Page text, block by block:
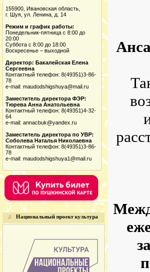
155900, Ивановская область,
г. Шуя, ул. Ленина, д. 14
Режим и график работы:
Понедельник-пятница с 8:00 до
20:00
Суббота с 8:00 до 18:00
Воскресенье – выходной
Директор: Бакалейская Елена
Сергеевна
Контактный телефон: 8(49351)3-86-
78
e-mail: maudodshigshuya@mail.ru
Заместитель директора ФЭР:
Тюрева Анна Анатольевна
Контактный телефон: 8(49351)4-32-
64
e-mail: annacbuk@yandex.ru
Заместитель директора по УВР:
Соболева Наталья Николаевна
Контактный телефон: 8(49351)3-86-
78
e-mail: maudodshigshuya1@mail.ru
♫ Национальный проект культура